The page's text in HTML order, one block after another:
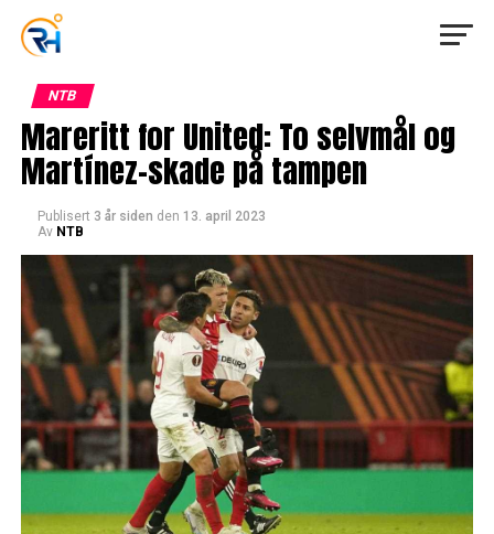
NTB
Mareritt for United: To selvmål og
Martínez-skade på tampen
Publisert 3 år siden den 13. april 2023
Av NTB